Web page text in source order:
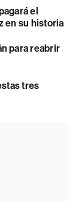
el
en su historia
para reabrir
tres